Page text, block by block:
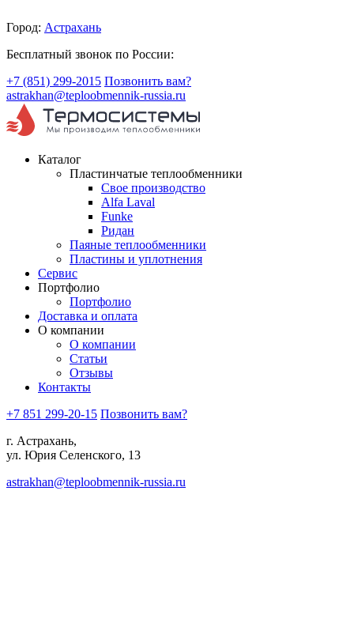
Город: Астрахань
Бесплатный звонок по России:
+7 (851) 299-2015 Позвонить вам?
astrakhan@teploobmennik-russia.ru
Каталог
Пластинчатые теплообменники
Свое производство
Alfa Laval
Funke
Ридан
Паяные теплообменники
Пластины и уплотнения
Сервис
Портфолио
Портфолио
Доставка и оплата
О компании
О компании
Статьи
Отзывы
Контакты
+7 851 299-20-15 Позвонить вам?
г. Астрахань,
ул. Юрия Селенского, 13
astrakhan@teploobmennik-russia.ru